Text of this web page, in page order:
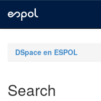
navigationDSpace en ESPOL
Search